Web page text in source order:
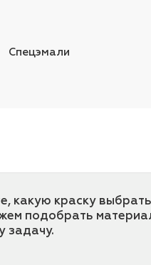
Спецэмали
какую краску
подобрать
задачу.